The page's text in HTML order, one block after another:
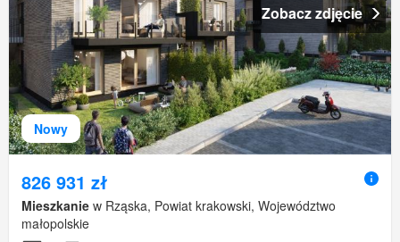
Nowy
Zobacz zdjęcie
826 931 zł
Mieszkanie w Rząska, Powiat krakowski, Województwo
małopolskie